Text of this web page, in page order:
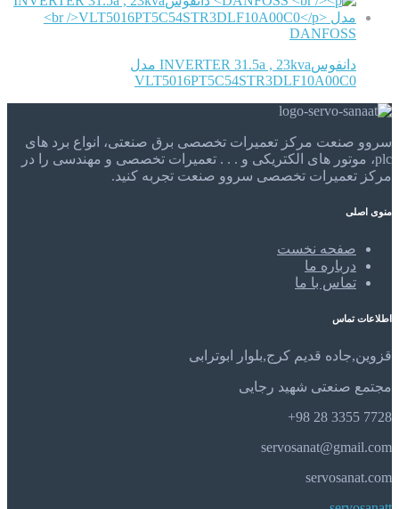
DANFOSS
دانفوسINVERTER 31.5a , 23kva مدل
VLT5016PT5C54STR3DLF10A00C0
سروو صنعت مرکز تعمیرات تخصصی برق صنعتی، انواع برد های
plc، موتور های الکتریکی و . . . تعمیرات تخصصی و مهندسی را در
مرکز تعمیرات تخصصی سروو صنعت تجربه کنید.
منوی اصلی
صفحه نخست
درباره ما
تماس با ما
اطلاعات تماس
قزوین,جاده قدیم کرج,بلوار ابوترابی
مجتمع صنعتی شهید رجایی
7728 3355 28 98+
servosanat@gmail.com
servosanat.com